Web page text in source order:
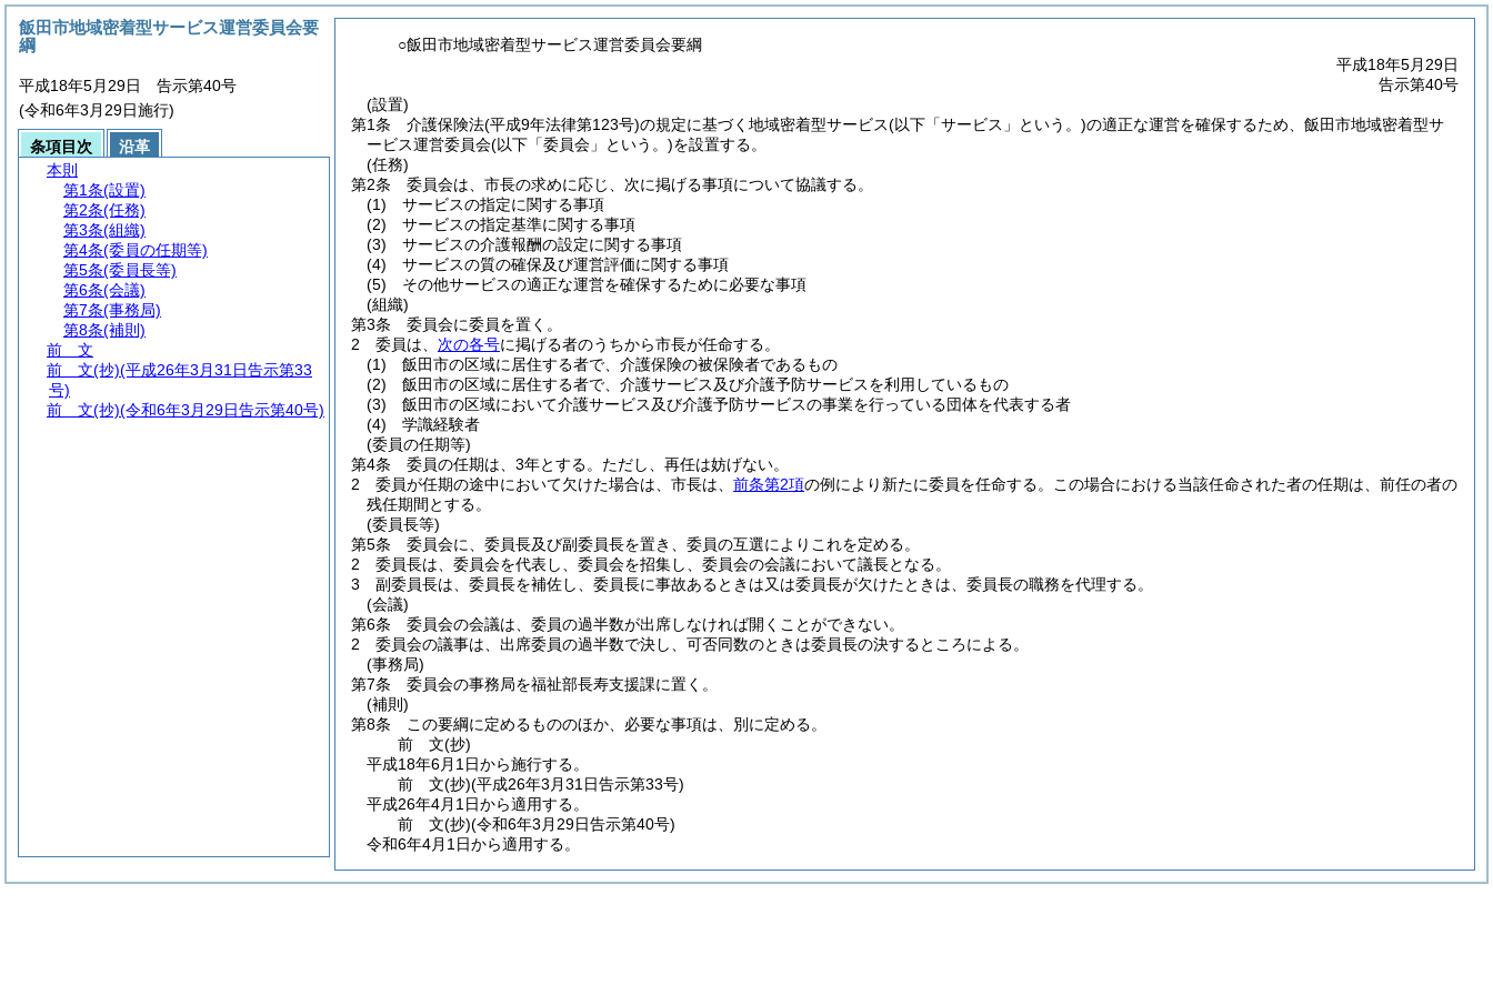
○飯田市地域密着型サービス運営委員会要綱
平成18年5月29日
告示第40号
(設置)
第1条
介護保険法(平成9年法律第123号)の規定に基づく地域密着型サービス(以下「サービス」という。)の適正な運営を確保するため、飯田市地域密着型サ
ービス運営委員会(以下「委員会」という。)を設置する。
(任務)
第2条
委員会は、市長の求めに応じ、次に掲げる事項について協議する。
(1)
サービスの指定に関する事項
(2)
サービスの指定基準に関する事項
(3)
サービスの介護報酬の設定に関する事項
(4)
サービスの質の確保及び運営評価に関する事項
(5)
その他サービスの適正な運営を確保するために必要な事項
(組織)
第3条
委員会に委員を置く。
2
委員は、 次の各号に掲げる者のうちから市長が任命する。
(1)
飯田市の区域に居住する者で、介護保険の被保険者であるもの
(2)
飯田市の区域に居住する者で、介護サービス及び介護予防サービスを利用しているもの
(3)
飯田市の区域において介護サービス及び介護予防サービスの事業を行っている団体を代表する者
(4)
学識経験者
(委員の任期等)
第4条
委員の任期は、3年とする。 ただし、再任は妨げない。
2
委員が任期の途中において欠けた場合は、市長は、 前条第2項の例により新たに委員を任命する。
この場合における当該任命された者の任期は、前任の者の
残任期間とする。
(委員長等)
第5条
委員会に、委員長及び副委員長を置き、委員の互選によりこれを定める。
2
委員長は、委員会を代表し、委員会を招集し、委員会の会議において議長となる。
3
副委員長は、委員長を補佐し、委員長に事故あるときは又は委員長が欠けたときは、委員長の職務を代理する。
(会議)
第6条
委員会の会議は、委員の過半数が出席しなければ開くことができない。
2
委員会の議事は、出席委員の過半数で決し、可否同数のときは委員長の決するところによる。
(事務局)
第7条
委員会の事務局を福祉部長寿支援課に置く。
(補則)
第8条
この要綱に定めるもののほか、必要な事項は、別に定める。
前文(抄)
平成18年6月1日から施行する。
前文(抄)(平成26年3月31日告示第33号)
平成26年4月1日から適用する。
前文(抄)(令和6年3月29日告示第40号)
令和6年4月1日から適用する。
飯田市地域密着型サービス運営委員会要
綱
平成18年5月29日 告示第40号
(令和6年3月29日施行)
条項目次
沿革
本則
第1条(設置)
第2条(任務)
第3条(組織)
第4条(委員の任期等)
第5条(委員長等)
第6条(会議)
第7条(事務局)
第8条(補則)
前 文
前 文(抄)(平成26年3月31日告示第33
号)
前 文(抄)(令和6年3月29日告示第40号)